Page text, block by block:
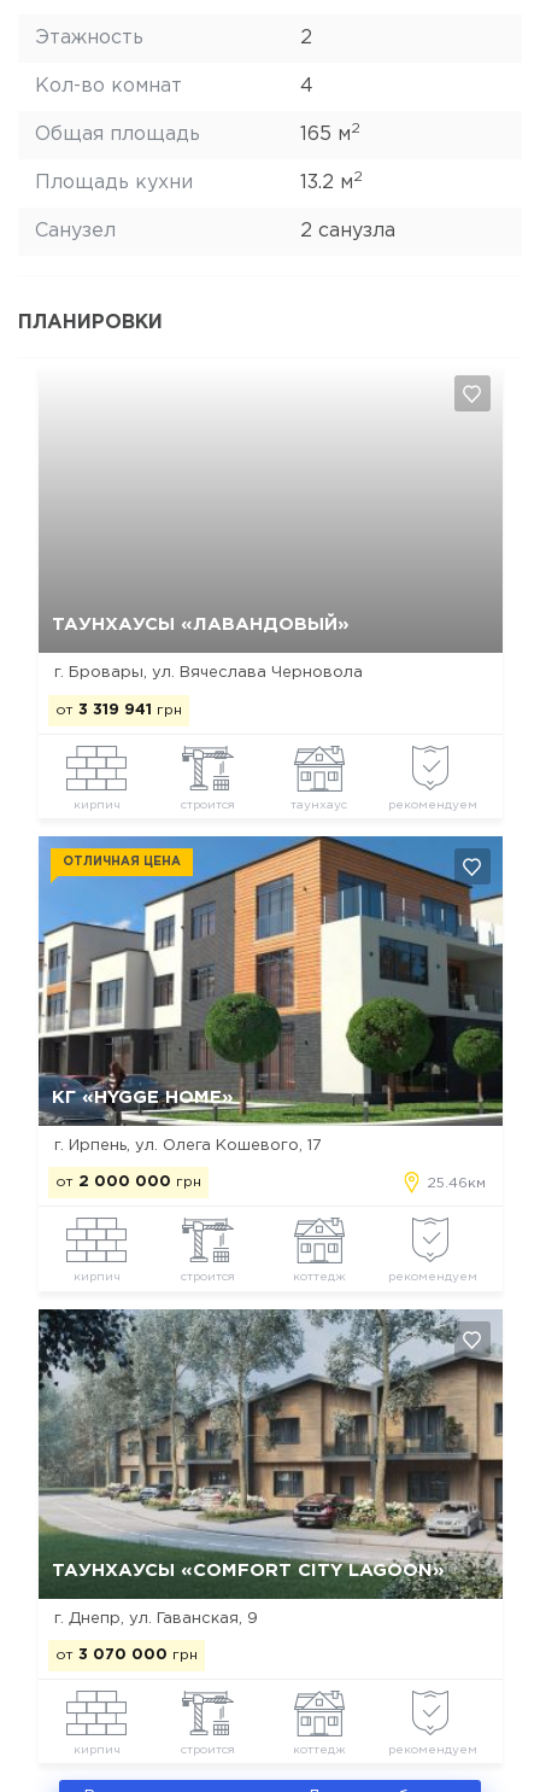
Этажность 2
Кол-во комнат 4
Общая площадь 165 м2
Площадь кухни 13.2 м2
Санузел 2 санузла
ПЛАНИРОВКИ
ТАУНХАУСЫ «ЛАВАНДОВЫЙ»
г. Бровары, ул. Вячеслава Черновола
от 3 319 941 грн
кирпич строится таунхаус рекомендуем
КГ «HYGGE HOME»
ОТЛИЧНАЯ ЦЕНА
г. Ирпень, ул. Олега Кошевого, 17
от 2 000 000 грн 25.46км
кирпич строится коттедж рекомендуем
Да, удалить Отмена
ТАУНХАУСЫ «COMFORT CITY LAGOON»
г. Днепр, ул. Гаванская, 9
от 3 070 000 грн
кирпич строится коттедж рекомендуем
Да, удалить